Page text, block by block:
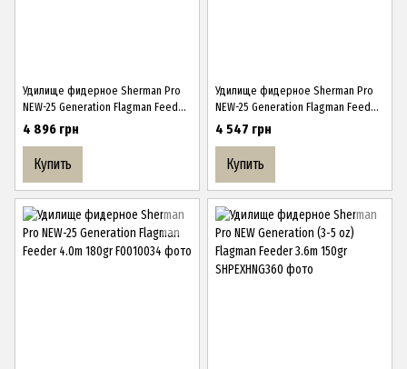
Удилище фидерное Sherman Pro
NEW-25 Generation Flagman Feeder
4.2m 200gr
4 896 грн
Купить
Удилище фидерное Sherman Pro
NEW-25 Generation Flagman Feeder
3.8m 150gr
4 547 грн
Купить